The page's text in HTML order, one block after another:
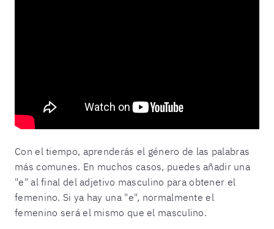
Con el tiempo, aprenderás el género de las palabras
más comunes. En muchos casos, puedes añadir una
"e" al final del adjetivo masculino para obtener el
femenino. Si ya hay una "e", normalmente el
femenino será el mismo que el masculino.